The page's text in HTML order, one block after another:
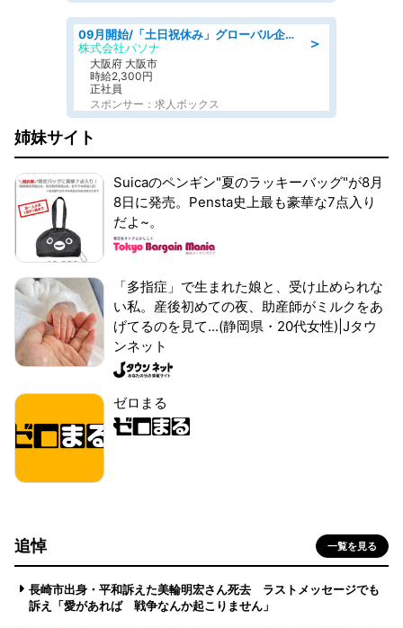
＞
09月開始/「土日祝休み」グローバル企業での産業保健のお仕事/保健師/高時給/残業なし/服装自由
株式会社パソナ
大阪府 大阪市
時給2,300円
正社員
スポンサー：求人ボックス
姉妹サイト
Suicaのペンギン"夏のラッキーバッグ"が8月
8日に発売。Pensta史上最も豪華な7点入り
だよ~。
「多指症」で生まれた娘と、受け止められな
い私。産後初めての夜、助産師がミルクをあ
げてるのを見て...(静岡県・20代女性)|Jタウ
ンネット
ゼロまる
追悼 一覧を見る
長崎市出身・平和訴えた美輪明宏さん死去 ラストメッセージでも
訴え「愛があれば 戦争なんか起こりません」